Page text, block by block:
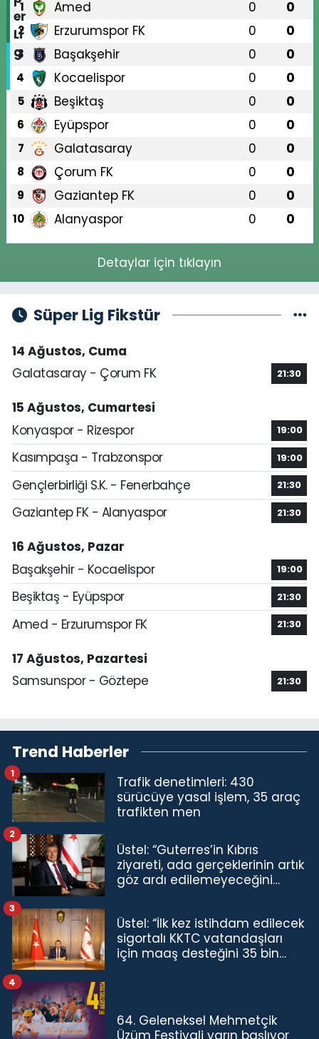
1 Amed 0 0
2 Erzurumspor FK 0 0
3 Başakşehir 0 0
4 Kocaelispor 0 0
5 Beşiktaş 0 0
6 Eyüpspor 0 0
7 Galatasaray 0 0
8 Çorum FK 0 0
9 Gaziantep FK 0 0
10 Alanyaspor 0 0
Detaylar için tıklayın
Süper Lig Fikstür
14 Ağustos, Cuma
Galatasaray - Çorum FK
21:30
15 Ağustos, Cumartesi
Konyaspor - Rizespor
19:00
Kasımpaşa - Trabzonspor 19:00
Gençlerbirliği S.K. - Fenerbahçe 21:30
Gaziantep FK - Alanyaspor 21:30
16 Ağustos, Pazar
Başakşehir - Kocaelispor
19:00
Beşiktaş - Eyüpspor 21:30
Amed - Erzurumspor FK 21:30
17 Ağustos, Pazartesi
Samsunspor - Göztepe
21:30
Trend Haberler
Trafik denetimleri: 430
sürücüye yasal işlem, 35 araç
trafikten men
1
Üstel: “Guterres’in Kıbrıs
ziyareti, ada gerçeklerinin artık
göz ardı edilemeyeceğini
2
Üstel: “İlk kez istihdam edilecek
sigortalı KKTC vatandaşları
için maaş desteğini 35 bin
3
64. Geleneksel Mehmetçik
4